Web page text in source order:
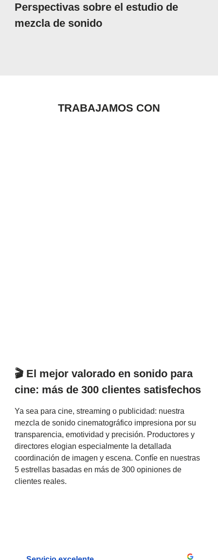
Perspectivas sobre el estudio de
mezcla de sonido
TRABAJAMOS CON
🎬 El mejor valorado en sonido para
cine: más de 300 clientes satisfechos
Ya sea para cine, streaming o publicidad: nuestra
mezcla de sonido cinematográfico impresiona por su
transparencia, emotividad y precisión. Productores y
directores elogian especialmente la detallada
coordinación de imagen y escena. Confíe en nuestras
5 estrellas basadas en más de 300 opiniones de
clientes reales.